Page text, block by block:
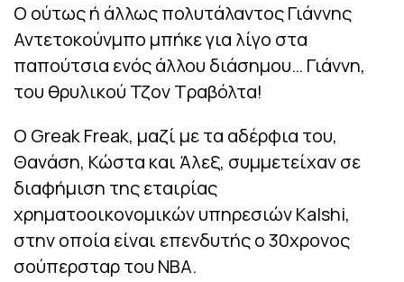
Ο ούτως ή άλλως πολυτάλαντος Γιάννης
Αντετοκούνμπο μπήκε για λίγο στα
παπούτσια ενός άλλου διάσημου… Γιάννη,
του θρυλικού Τζον Τραβόλτα!
Ο Greak Freak, μαζί με τα αδέρφια του,
Θανάση, Κώστα και Άλεξ, συμμετείχαν σε
διαφήμιση της εταιρίας
χρηματοοικονομικών υπηρεσιών Kalshi,
στην οποία είναι επενδυτής ο 30χρονος
σούπερσταρ του NBA.